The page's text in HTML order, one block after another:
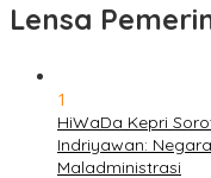
Lensa
1
HiWaDa Kepri
Indriyawan:
Maladministrasi